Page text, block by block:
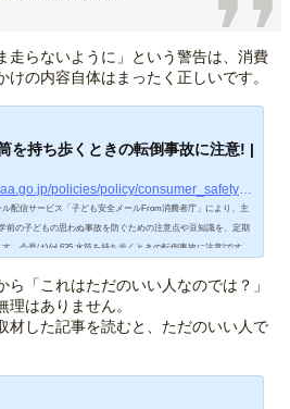
走らないように」という警告は、消費
の内容自体はまったく正しいです。
を持ち歩くときの転倒事故に注意! |
https://www.caa.go.jp/policies/policy/consumer_safety/child/project_001/mail/20230825/
配信サービス「子ども安全メールFrom消費者庁」により、主
前の子どもの思わぬ事故を防ぐための注意点や豆知識を、定期
。今号はVol.635 水筒を持ち歩くときの転倒事故に注意!です。
「これはただのいい人なのでは？」
はありません。
材した記事を読むと、ただのいい人で